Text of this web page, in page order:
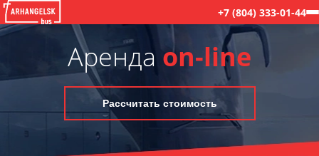
+7 (804) 333-01-44
Аренда on-line
Рассчитать стоимость